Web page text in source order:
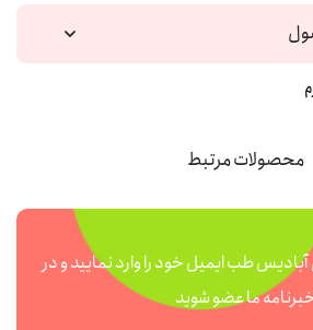
محصولات مرتبط
آبادیس طب ایمیل خود را وارد نمایید و در
ما عضو شوید